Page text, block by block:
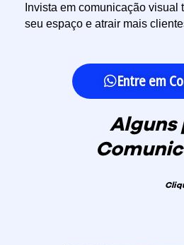
Invista em comunicação visual
seu espaço e atrair mais
Entre em
Alguns